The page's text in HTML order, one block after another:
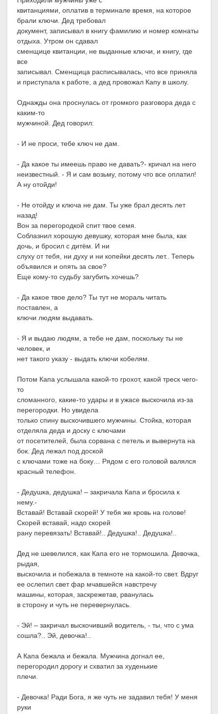
квитанциями, оплатив в терминале время, на которое
брали ключи. Дед требовал
документ, записывал в книгу фамилию и номер комнаты
отдыха. Утром он сдавал
сменщице квитанции, не выданные ключи, и книгу, где
все
записывал. Сменщица расписывалась, что все приняла
и приступала к работе, а дед провожал Капу в школу.
Однажды она проснулась от громкого разговора деда с
каким-то
мужчиной. Дед говорил:
- И не проси, тебе ключ не дам.
- Да какое ты имеешь право не давать?- кричал на него
неизвестный. - Я и сам возьму, потому что все оплатил!
А ну отойди!
- Не отойду и ключа не дам. Ты уже брал десять лет
назад!
Вон за перегородкой спит твое семя.
Соблазнил хорошую девушку, которая мне была, как
дочь, и бросил с дитём. И ни
слуху от тебя, ни духу и ни копейки десять лет.. Теперь
объявился и опять за свое?
Еще кому-то судьбу загубить хочешь?
- Да какое твое дело? Ты тут не мораль читать
поставлен, а
ключи людям выдавать.
- Я и выдаю людям, а тебе не дам, поскольку ты не
человек, и
нет такого указу - выдать ключи кобелям.
Потом Капа услышала какой-то грохот, какой треск чего-
то
сломанного, какие-то удары и в ужасе выскочила из-за
перегородки. Но увидела
только спину выскочившего мужчины. Стойка, которая
отделяла деда и доску с ключами
от посетителей, была сорвана с петель и вывернута на
бок. Дед лежал под доской
с ключами тоже на боку… Рядом с его головой валялся
красный телефон.
- Дедушка, дедушка! – закричала Капа и бросила к
нему.-
Вставай! Вставай скорей! У тебя же кровь на голове!
Скорей вставай, надо скорей
рану перевязать! Вставай!.. Дедушка!.. Дедушка!..
Дед не шевелился, как Капа его не тормошила. Девочка,
рыдая,
выскочила и побежала в темноте на какой-то свет. Вдруг
ее ослепил свет фар мчавшейся навстречу
машины, которая, заскрежетав, рванулась
в сторону и чуть не перевернулась.
- Эй! – закричал выскочивший водитель, - ты, что с ума
сошла?.. Эй, девочка!..
А Капа бежала и бежала. Мужчина догнал ее,
перегородил дорогу и схватил за худенькие
плечи.
- Девочка! Ради Бога, я же чуть не задавил тебя! У меня
руки